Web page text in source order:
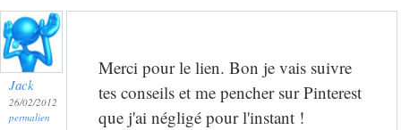
Jack
26/02/2012
permalien
Merci pour le lien. Bon je vais suivre
tes conseils et me pencher sur Pinterest
que j'ai négligé pour l'instant !